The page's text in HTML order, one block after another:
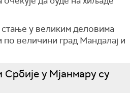
стање у великим деловима
величини град Мандалај и
у Мјанмару су